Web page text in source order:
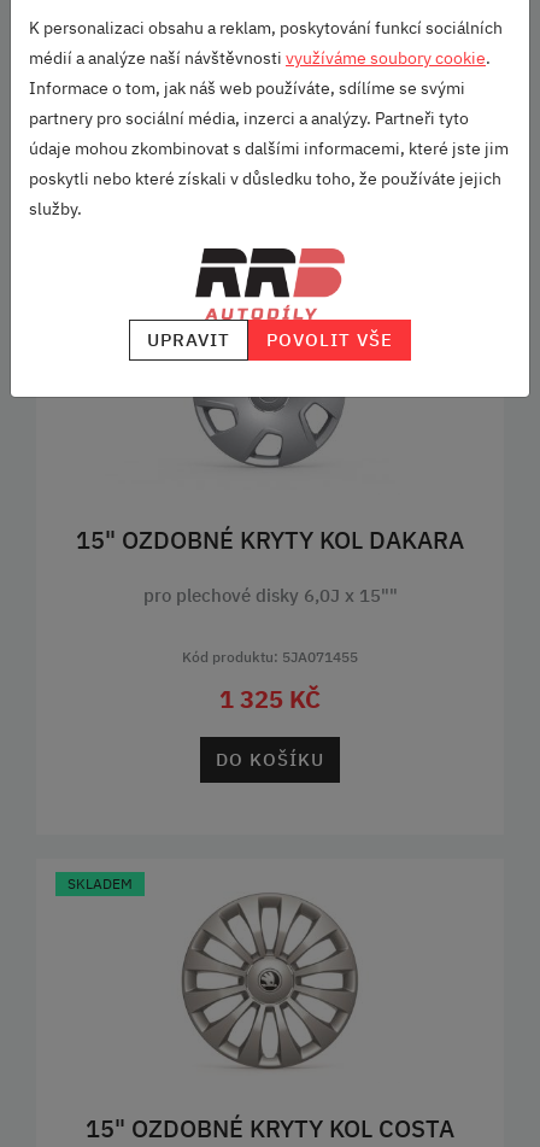
Kód produktu: 6V0071455
1 529 KČ
DO KOŠÍKU
15" OZDOBNÉ KRYTY KOL DAKARA
pro plechové disky 6,0J x 15""
Kód produktu: 5JA071455
1 325 KČ
DO KOŠÍKU
SKLADEM
15" OZDOBNÉ KRYTY KOL COSTA
K personalizaci obsahu a reklam, poskytování funkcí sociálních
médií a analýze naší návštěvnosti využíváme soubory cookie.
Informace o tom, jak náš web používáte, sdílíme se svými
partnery pro sociální média, inzerci a analýzy. Partneři tyto
údaje mohou zkombinovat s dalšími informacemi, které jste jim
poskytli nebo které získali v důsledku toho, že používáte jejich
služby.
UPRAVIT POVOLIT VŠE